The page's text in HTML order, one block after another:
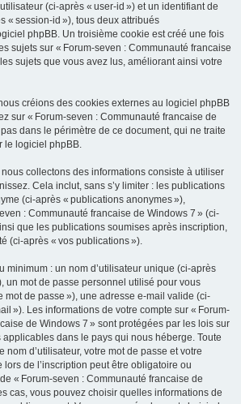
(ci-après « user-id ») et un identifiant de
« session-id »), tous deux attribués
phpBB. Un troisième cookie est créé une fois
sujets sur « Forum-seven : Communauté francaise
sujets que vous avez lus, améliorant ainsi votre
créions des cookies externes au logiciel phpBB
sur « Forum-seven : Communauté francaise de
dans le périmètre de ce document, qui ne traite
le logiciel phpBB.
collectons des informations consiste à utiliser
Cela inclut, sans s’y limiter : les publications
(ci-après « publications anonymes »),
: Communauté francaise de Windows 7 » (ci-
que les publications soumises après inscription,
(ci-après « vos publications »).
minimum : un nom d’utilisateur unique (ci-après
un mot de passe personnel utilisé pour vous
mot de passe »), une adresse e-mail valide (ci-
»). Les informations de votre compte sur « Forum-
de Windows 7 » sont protégées par les lois sur
applicables dans le pays qui nous héberge. Toute
nom d’utilisateur, votre mot de passe et votre
de l’inscription peut être obligatoire ou
« Forum-seven : Communauté francaise de
cas, vous pouvez choisir quelles informations de